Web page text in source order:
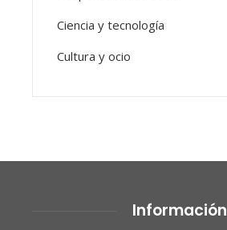
Ciencia y tecnología
Cultura y ocio
Información